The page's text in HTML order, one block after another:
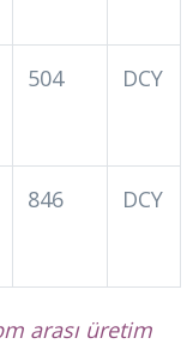
504 DCY
846 DCY
arası üretim